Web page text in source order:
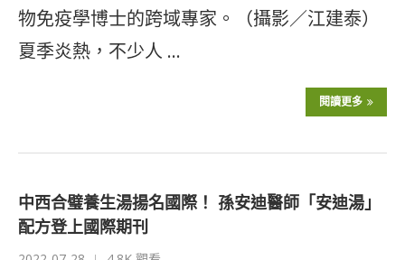
物免疫學博士的跨域專家。（攝影／江建泰）
夏季炎熱，不少人 …
閱讀更多
中西合璧養生湯揚名國際！ 孫安迪醫師「安迪湯」
配方登上國際期刊